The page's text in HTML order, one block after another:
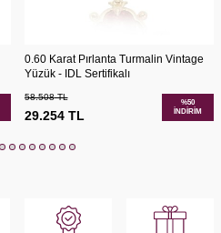
0.60 Karat Pırlanta Turmalin Vintage
Yüzük - IDL Sertifikalı
58.508TL
29.254TL
%50
İNDIRIM